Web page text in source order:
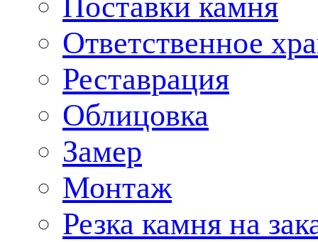
Ответственное
Реставрация
Облицовка
Замер
Монтаж
Резка камня на